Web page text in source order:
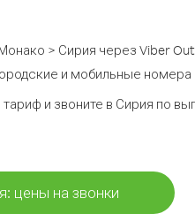
> Сирия через Viber
и мобильные номера
и звоните в Сирия по
цены на звонки